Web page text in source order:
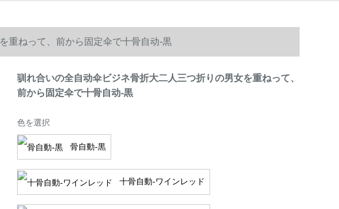
重ねって、前から固定伞で十骨自动-黒
驯れ合いの全自动伞ビジネ骨折大二人三つ折りの男女を重ねって、
前から固定伞で十骨自动-黒
色を選択
骨自動-黒
十骨自動-ワインレッド